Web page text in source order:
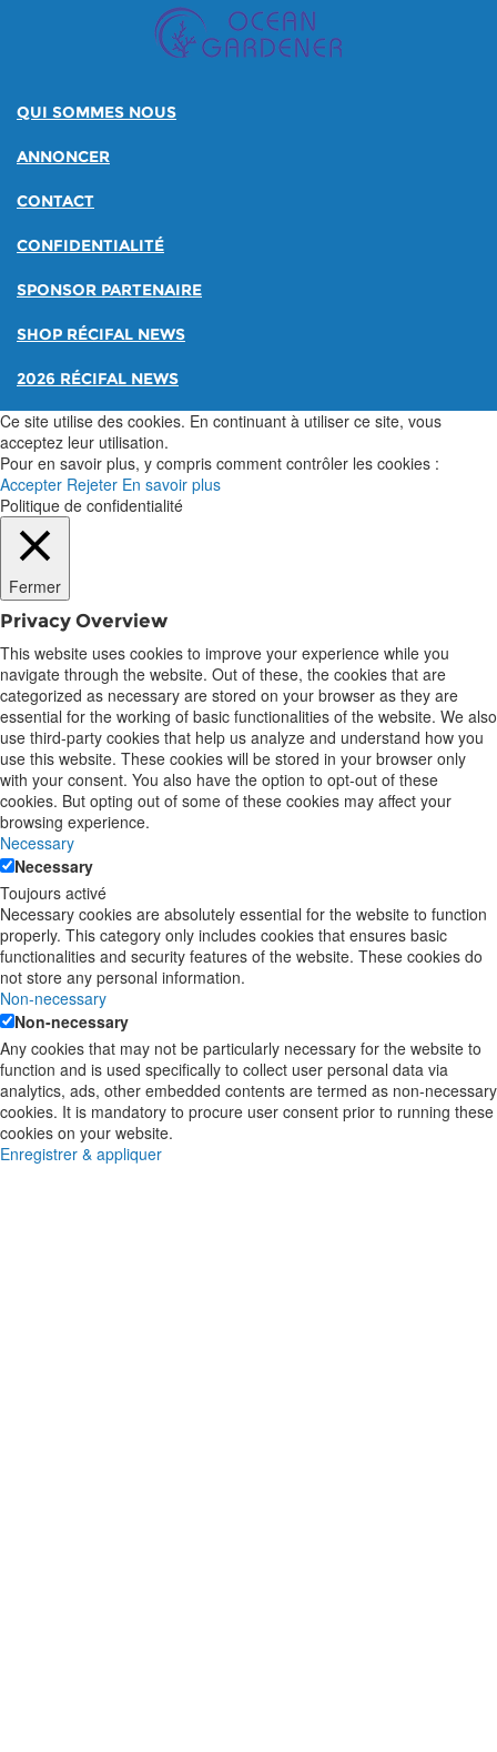
QUI SOMMES NOUS
ANNONCER
CONTACT
CONFIDENTIALITÉ
SPONSOR PARTENAIRE
SHOP RÉCIFAL NEWS
2026 RÉCIFAL NEWS
Ce site utilise des cookies. En continuant à utiliser ce site, vous
acceptez leur utilisation.
Pour en savoir plus, y compris comment contrôler les cookies :
Accepter Rejeter En savoir plus
Politique de confidentialité
Fermer
Privacy Overview
This website uses cookies to improve your experience while you
navigate through the website. Out of these, the cookies that are
categorized as necessary are stored on your browser as they are
essential for the working of basic functionalities of the website. We also
use third-party cookies that help us analyze and understand how you
use this website. These cookies will be stored in your browser only
with your consent. You also have the option to opt-out of these
cookies. But opting out of some of these cookies may affect your
browsing experience.
Necessary
Necessary
Toujours activé
Necessary cookies are absolutely essential for the website to function
properly. This category only includes cookies that ensures basic
functionalities and security features of the website. These cookies do
not store any personal information.
Non-necessary
Non-necessary
Any cookies that may not be particularly necessary for the website to
function and is used specifically to collect user personal data via
analytics, ads, other embedded contents are termed as non-necessary
cookies. It is mandatory to procure user consent prior to running these
cookies on your website.
Enregistrer & appliquer